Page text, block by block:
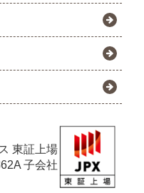
東証上場
子会社